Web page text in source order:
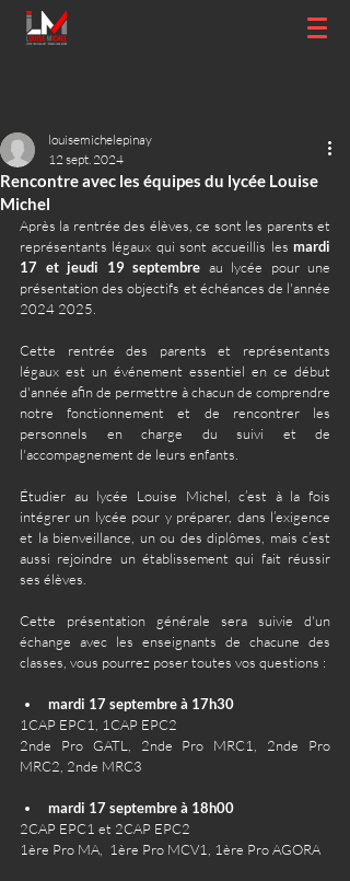
Rencontre avec les équipes du lycée Louise
Michel
louisemichelepinay
12 sept. 2024
Après la rentrée des élèves, ce sont les parents et
représentants légaux qui sont accueillis les mardi
17 et jeudi 19 septembre au lycée pour une
présentation des objectifs et échéances de l'année
2024 2025.
Cette rentrée des parents et représentants
légaux est un événement essentiel en ce début
d'année afin de permettre à chacun de comprendre
notre fonctionnement et de rencontrer les
personnels en charge du suivi et de
l'accompagnement de leurs enfants.
Étudier au lycée Louise Michel, c’est à la fois
intégrer un lycée pour y préparer, dans l’exigence
et la bienveillance, un ou des diplômes, mais c’est
aussi rejoindre un établissement qui fait réussir
ses élèves.
Cette présentation générale sera suivie d'un
échange avec les enseignants de chacune des
classes, vous pourrez poser toutes vos questions :
mardi 17 septembre à 17h30
1CAP EPC1, 1CAP EPC2
2nde Pro GATL, 2nde Pro MRC1, 2nde Pro
MRC2, 2nde MRC3
mardi 17 septembre à 18h00
2CAP EPC1 et 2CAP EPC2
1ère Pro MA,  1ère Pro MCV1, 1ère Pro AGORA